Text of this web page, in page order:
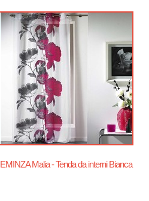
EMINZA Malia - Tenda da interni Bianca